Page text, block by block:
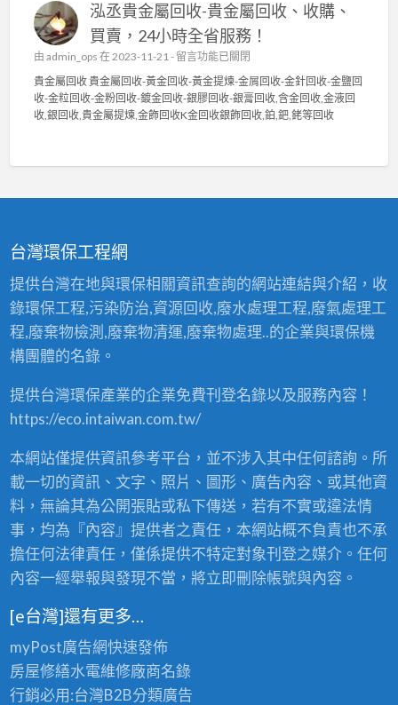
收
〉
中
金
屬
回
收
貴
金
屬
2
務
中
泓丞貴金屬回收-貴金屬回收、收購、
買賣，24小時全省服務！
由 admin_ops 在 2023-11-21 - 在
〈
泓
丞
貴
回
收
、
收
購
賣
2
小
時
省
服
務
！
〉
留言功能已關閉
貴金屬回收 貴金屬回收-黃金回收-黃金提煉-金屑回收-金針回收-金鹽回
收-金粒回收-金粉回收-鍍金回收-銀膠回收-銀膏回收,含金回收,金液回
收,銀回收,貴金屬提煉,金飾回收K金回收銀飾回收,鉑,鈀,銠等回收
台灣環保工程網
提供台灣在地與環保相關資訊查詢的網站連結與介紹，收
錄環保工程,污染防治,資源回收,廢水處理工程,廢氣處理工
程,廢棄物檢測,廢棄物清運,廢棄物處理..的企業與環保機
構團體的名錄。
提供台灣環保產業的企業免費刊登名錄以及服務內容！
https://eco.intaiwan.com.tw/
本網站僅提供資訊參考平台，並不涉入其中任何諮詢。所
載一切的資訊、文字、照片、圖形、廣告內容、或其他資
料，無論其為公開張貼或私下傳送，若有不實或違法情
事，均為『內容』提供者之責任，本網站概不負責也不承
擔任何法律責任，僅係提供不特定對象刊登之媒介。任何
內容一經舉報與發現不當，將立即刪除帳號與內容。
[e台灣]還有更多…
myPost廣告網快速發佈
房屋修繕水電維修廠商名錄
行銷必用:台灣B2B分類廣告